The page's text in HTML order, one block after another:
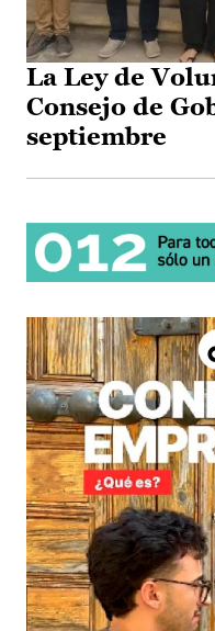
La Ley de
Consejo de
septiembre